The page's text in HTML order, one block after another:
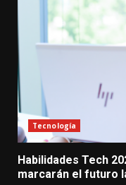
Tecnología
Habilidades Tech
marcarán el futuro